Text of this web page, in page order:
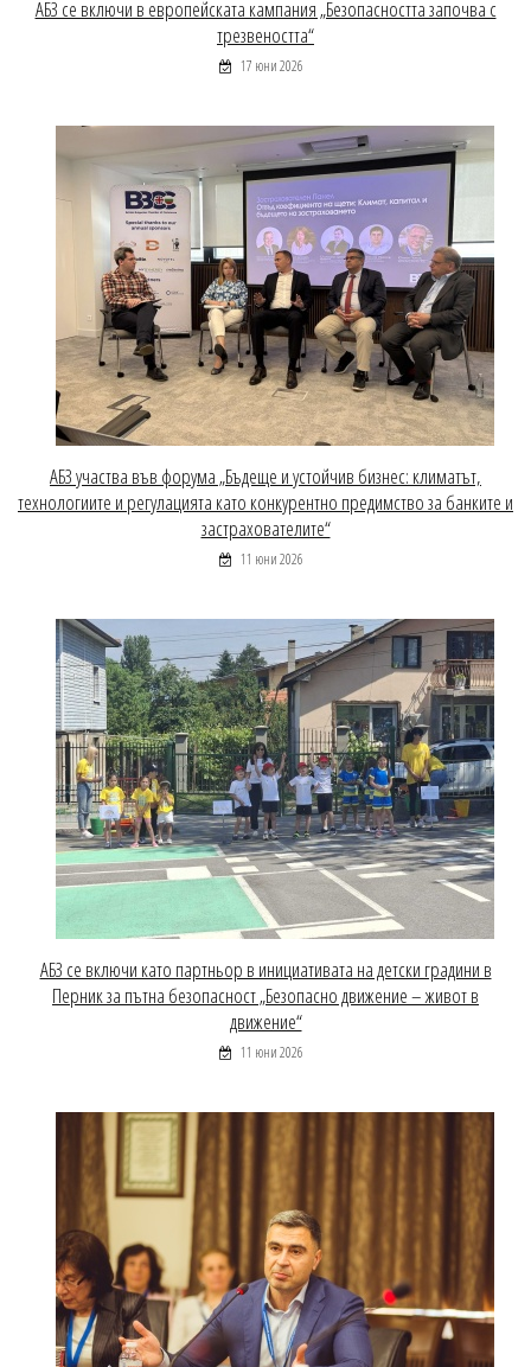
АБЗ се включи в европейската кампания „Безопасността започва с
трезвеността“
17 юни 2026
АБЗ участва във форума „Бъдеще и устойчив бизнес: климатът,
технологиите и регулацията като конкурентно предимство за банките и
застрахователите“
11 юни 2026
АБЗ се включи като партньор в инициативата на детски градини в
Перник за пътна безопасност „Безопасно движение – живот в
движение“
11 юни 2026